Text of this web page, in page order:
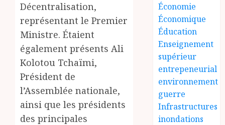
Décentralisation,
représentant le Premier
Ministre. Étaient
également présents Ali
Kolotou Tchaïmi,
Président de
l’Assemblée nationale,
ainsi que les présidents
des principales
Économie
Économique
Éducation
Enseignement
supérieur
entrepeneurial
environnement
guerre
Infrastructures
inondations